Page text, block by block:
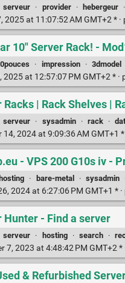
serveur · provider · hebergeur ·
2025 at 11:07:52 AM GMT+2 * ·
10" Server Rack! -
· impression · 3dmodel
at 12:57:07 PM GMT+2 * ·
Racks | Rack Shelves |
serveur · sysadmin · rack ·
2024 at 9:09:36 AM GMT+1 *
- VPS 200 G10s iv -
hosting · bare-metal · sysadmin
2024 at 6:27:06 PM GMT+1 * ·
Hunter - Find a server
serveur · hosting · search ·
7, 2023 at 4:48:42 PM GMT+2 *
& Refurbished